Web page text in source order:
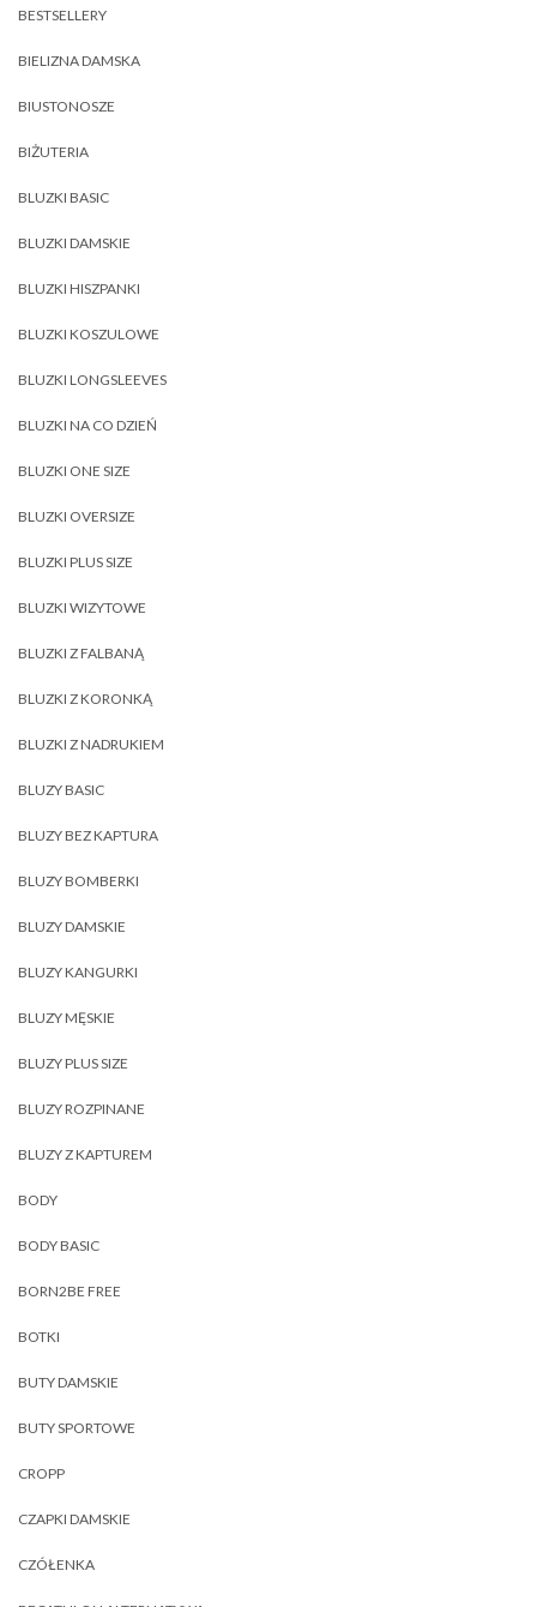
BESTSELLERY
BIELIZNA DAMSKA
BIUSTONOSZE
BIŻUTERIA
BLUZKI BASIC
BLUZKI DAMSKIE
BLUZKI HISZPANKI
BLUZKI KOSZULOWE
BLUZKI LONGSLEEVES
BLUZKI NA CO DZIEŃ
BLUZKI ONE SIZE
BLUZKI OVERSIZE
BLUZKI PLUS SIZE
BLUZKI WIZYTOWE
BLUZKI Z FALBANĄ
BLUZKI Z KORONKĄ
BLUZKI Z NADRUKIEM
BLUZY BASIC
BLUZY BEZ KAPTURA
BLUZY BOMBERKI
BLUZY DAMSKIE
BLUZY KANGURKI
BLUZY MĘSKIE
BLUZY PLUS SIZE
BLUZY ROZPINANE
BLUZY Z KAPTUREM
BODY
BODY BASIC
BORN2BE FREE
BOTKI
BUTY DAMSKIE
BUTY SPORTOWE
CROPP
CZAPKI DAMSKIE
CZÓŁENKA